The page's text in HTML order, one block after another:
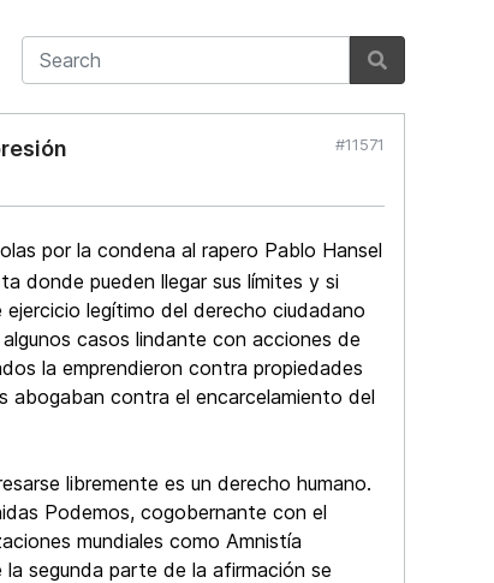
#11571
por la condena al rapero Pablo Hansel
donde pueden llegar sus límites y si
legítimo del derecho ciudadano
casos lindante con acciones de
la emprendieron contra propiedades
abogaban contra el encarcelamiento del
libremente es un derecho humano.
Podemos, cogobernante con el
mundiales como Amnistía
segunda parte de la afirmación se